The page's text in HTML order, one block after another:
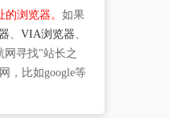
浏览器。 如果
、 VIA浏览器、
网寻找"站长之
，比如google等